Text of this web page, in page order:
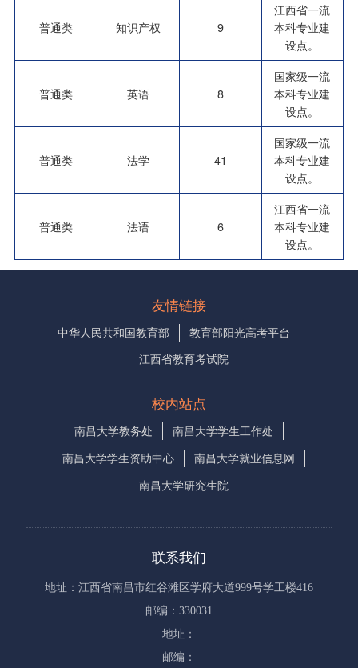
普通类 知识产权 9
江西省一流
本科专业建
设点。
普通类 英语 8
国家级一流
本科专业建
设点。
普通类 法学 41
国家级一流
本科专业建
设点。
普通类 法语 6
江西省一流
本科专业建
设点。
友情链接
中华人民共和国教育部 教育部阳光高考平台
江西省教育考试院
校内站点
南昌大学教务处 南昌大学学生工作处
南昌大学学生资助中心 南昌大学就业信息网
南昌大学研究生院
联系我们
地址：江西省南昌市红谷滩区学府大道999号学工楼416
邮编：330031
地址：
邮编：